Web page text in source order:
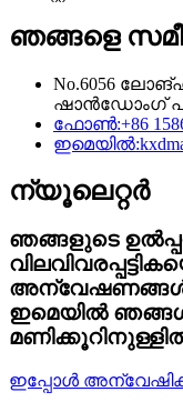
ഞങ്ങളെ
No.6056
ഷാൻഡോംഗ്
ഫോൺ:+86
ഇമെയിൽ:
ന്യൂലെറ്റർ
ഞങ്ങളുടെ
ഇമെയിൽ
ഇപ്പോൾ